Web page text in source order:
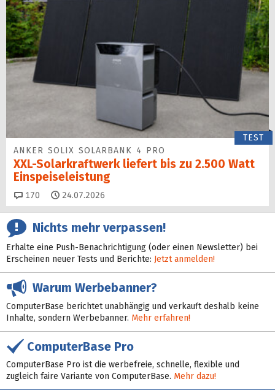
TEST
ANKER SOLIX SOLARBANK 4 PRO
XXL-Solarkraftwerk liefert bis zu 2.500 Watt
Einspeise­leistung
170 Kommentare
24.07.2026
Nichts mehr verpassen!
Erhalte eine Push-Benachrichtigung (oder einen Newsletter) bei
Erscheinen neuer Tests und Berichte: Jetzt anmelden!
Warum Werbebanner?
ComputerBase berichtet unabhängig und verkauft deshalb keine
Inhalte, sondern Werbebanner. Mehr erfahren!
ComputerBase Pro
ComputerBase Pro ist die werbefreie, schnelle, flexible und
zugleich faire Variante von ComputerBase. Mehr dazu!